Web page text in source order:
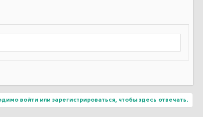
войти или зарегистрироваться, чтобы здесь отвечать.